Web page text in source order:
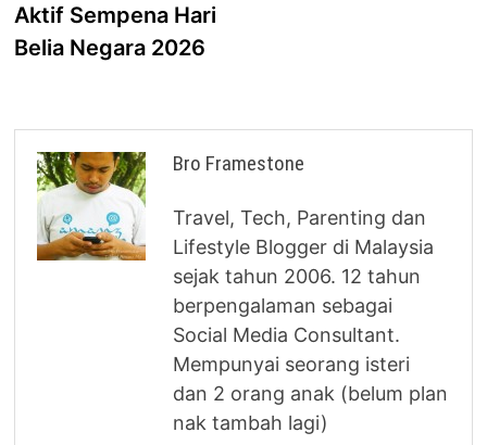
Aktif Sempena Hari
Belia Negara 2026
Bro Framestone
Travel, Tech, Parenting dan
Lifestyle Blogger di Malaysia
sejak tahun 2006. 12 tahun
berpengalaman sebagai
Social Media Consultant.
Mempunyai seorang isteri
dan 2 orang anak (belum plan
nak tambah lagi)